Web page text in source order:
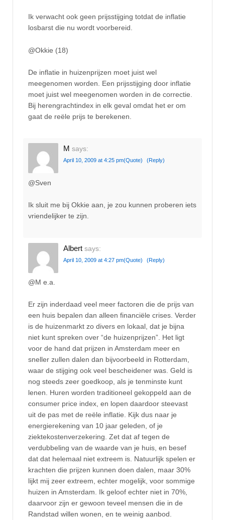
Ik verwacht ook geen prijsstijging totdat de inflatie
losbarst die nu wordt voorbereid.
@Okkie (18)
De inflatie in huizenprijzen moet juist wel
meegenomen worden. Een prijsstijging door inflatie
moet juist wel meegenomen worden in de correctie.
Bij herengrachtindex in elk geval omdat het er om
gaat de reële prijs te berekenen.
M says:
April 10, 2009 at 4:25 pm(Quote) (Reply)
@Sven
Ik sluit me bij Okkie aan, je zou kunnen proberen iets
vriendelijker te zijn.
Albert says:
April 10, 2009 at 4:27 pm(Quote) (Reply)
@M e.a.
Er zijn inderdaad veel meer factoren die de prijs van
een huis bepalen dan alleen financiële crises. Verder
is de huizenmarkt zo divers en lokaal, dat je bijna
niet kunt spreken over “de huizenprijzen”. Het ligt
voor de hand dat prijzen in Amsterdam meer en
sneller zullen dalen dan bijvoorbeeld in Rotterdam,
waar de stijging ook veel bescheidener was. Geld is
nog steeds zeer goedkoop, als je tenminste kunt
lenen. Huren worden traditioneel gekoppeld aan de
consumer price index, en lopen daardoor steevast
uit de pas met de reële inflatie. Kijk dus naar je
energierekening van 10 jaar geleden, of je
ziektekostenverzekering. Zet dat af tegen de
verdubbeling van de waarde van je huis, en besef
dat dat helemaal niet extreem is. Natuurlijk spelen er
krachten die prijzen kunnen doen dalen, maar 30%
lijkt mij zeer extreem, echter mogelijk, voor sommige
huizen in Amsterdam. Ik geloof echter niet in 70%,
daarvoor zijn er gewoon teveel mensen die in de
Randstad willen wonen, en te weinig aanbod.